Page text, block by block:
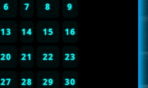
6 7 8 9
13 14 15 16
20 21 22 23
27 28 29 30